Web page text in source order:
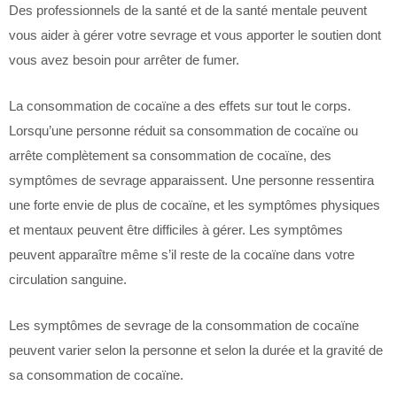
Des professionnels de la santé et de la santé mentale peuvent
vous aider à gérer votre sevrage et vous apporter le soutien dont
vous avez besoin pour arrêter de fumer.
La consommation de cocaïne a des effets sur tout le corps.
Lorsqu’une personne réduit sa consommation de cocaïne ou
arrête complètement sa consommation de cocaïne, des
symptômes de sevrage apparaissent. Une personne ressentira
une forte envie de plus de cocaïne, et les symptômes physiques
et mentaux peuvent être difficiles à gérer. Les symptômes
peuvent apparaître même s’il reste de la cocaïne dans votre
circulation sanguine.
Les symptômes de sevrage de la consommation de cocaïne
peuvent varier selon la personne et selon la durée et la gravité de
sa consommation de cocaïne.